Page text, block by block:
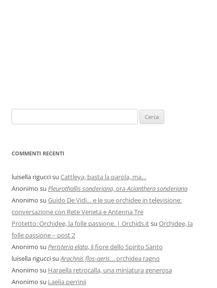
COMMENTI RECENTI
luisella riguccisu Cattleya, basta la parola, ma…
Anonimo su Pleurothallis sonderiana, ora Acianthera sonderiana
Anonimo su Guido De Vidi… e le sue orchidee in televisione:
conversazione con Rete Veneta e Antenna Tre
Protetto: Orchidee, la folle passione. | Orchids.itsu Orchidee, la
folle passione – post 2
Anonimo su Peristeria elata, il fiore dello Spirito Santo
luisella riguccisu Arachnis flos-aeris… orchidea ragno
Anonimo su Haraella retrocalla, una miniatura generosa
Anonimo su Laelia perrinii